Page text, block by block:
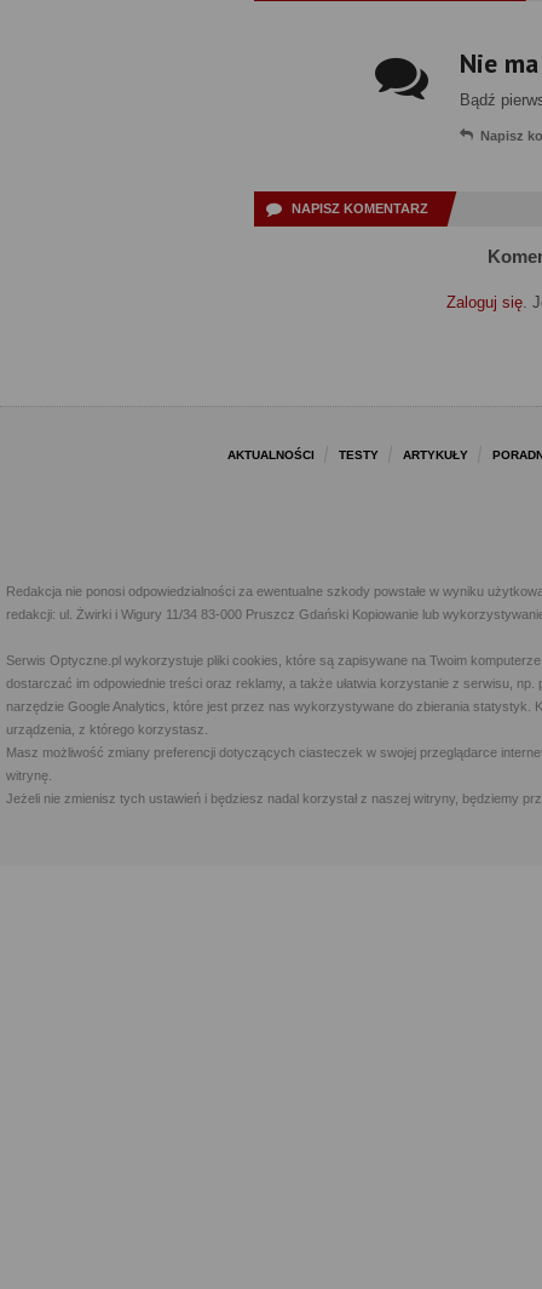
Nie
Bądź
Napisz
NAPISZ KOMENTARZ
Zaloguj się.
AKTUALNOŚCI TESTY ARTYKUŁY
Redakcja nie ponosi odpowiedzialności za ewentualne szkody powstałe w wyniku
redakcji: ul. Żwirki i Wigury 11/34 83-000 Pruszcz Gdański Kopiowanie lub
Serwis Optyczne.pl wykorzystuje pliki cookies, które są zapisywane na Twoim
dostarczać im odpowiednie treści oraz reklamy, a także ułatwia korzystanie z serwisu,
narzędzie Google Analytics, które jest przez nas wykorzystywane do zbierania statystyk.
urządzenia, z którego korzystasz.
Masz możliwość zmiany preferencji dotyczących ciasteczek w swojej przeglądarce
witrynę.
Jeżeli nie zmienisz tych ustawień i będziesz nadal korzystał z naszej witryny, będziemy